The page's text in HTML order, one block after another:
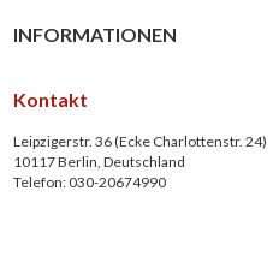
INFORMATIONEN
Kontakt
Leipzigerstr. 36 (Ecke Charlottenstr. 24)
10117Berlin, Deutschland
Telefon: 030-20674990